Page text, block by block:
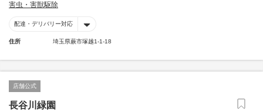
害虫・害獣駆除
配達・デリバリー対応
住所 埼玉県蕨市塚越1-1-18
店舗公式
長谷川緑園